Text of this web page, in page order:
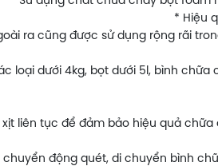
* Hiệu
ra cũng được sử dụng rộng rãi
loại dưới 4kg, bọt dưới 5l, bình
liên tục để đảm bảo hiệu quả
chuyển động quét, di chuyển bình